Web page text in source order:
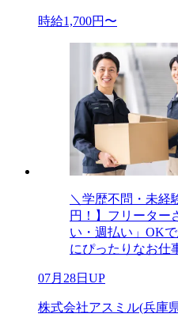
時給1,700円〜
＼学歴不問・未経
円！】フリーター
い・週払い」OK
にぴったりなお仕
07月28日UP
株式会社アスミル(兵庫